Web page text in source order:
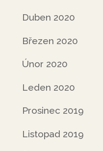
Duben 2020
Březen 2020
Únor 2020
Leden 2020
Prosinec 2019
Listopad 2019